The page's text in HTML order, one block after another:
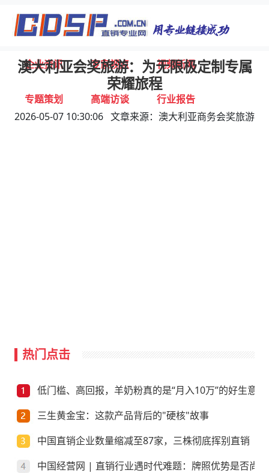
首页 独家报道 行业动态
企业资讯 专家视点 视频新闻
专题策划 高端访谈 行业报告
澳大利亚会奖旅游：为无限极定制专属
荣耀旅程
2026-05-07 10:30:06 文章来源：澳大利亚商务会奖旅游
热门点击
低门槛、高回报，羊奶粉真的是“月入10万”的好生意？
三生黄金宝：这款产品背后的"硬核"故事
中国直销企业数量缩减至87家，三株彻底挥别直销
中国经营网 | 直销行业遇时代难题：牌照优势是否尚存